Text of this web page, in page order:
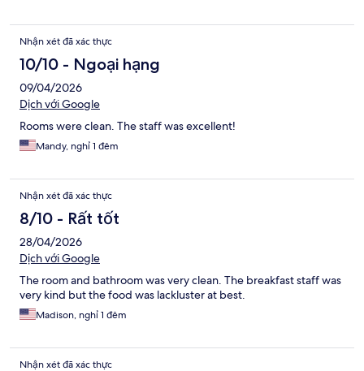
Nhận xét đã xác thực
10/10 - Ngoại hạng
09/04/2026
Dịch với Google
Rooms were clean. The staff was excellent!
Mandy, nghỉ 1 đêm
Nhận xét đã xác thực
8/10 - Rất tốt
28/04/2026
Dịch với Google
The room and bathroom was very clean. The breakfast staff was
very kind but the food was lackluster at best.
Madison, nghỉ 1 đêm
Nhận xét đã xác thực